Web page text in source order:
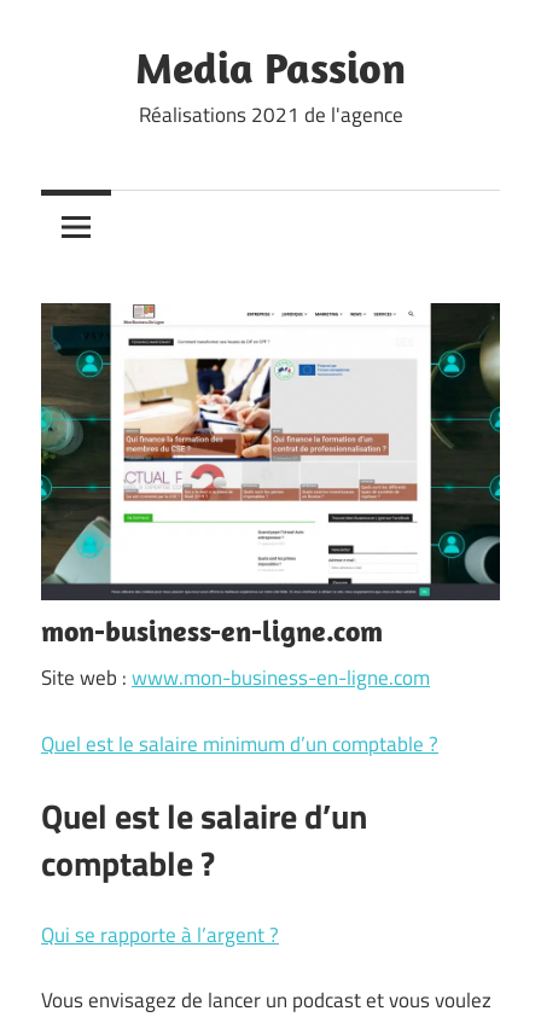
Media Passion
Réalisations 2021 de l'agence
mon-business-en-ligne.com
Site web :www.mon-business-en-ligne.com
Quel est le salaire minimum d’un comptable ?
Quel est le salaire d’un
comptable ?
Qui se rapporte à l’argent ?
Vous envisagez de lancer un podcast et vous voulez